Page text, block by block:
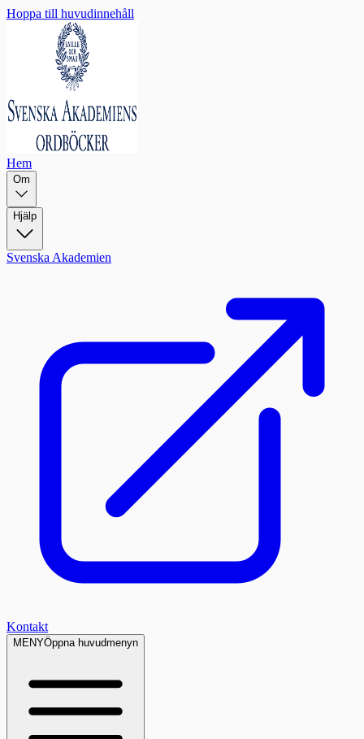
Hoppa till huvudinnehåll
Hem
Om
Hjälp
Svenska Akademien
Kontakt
MENYÖppna huvudmenyn